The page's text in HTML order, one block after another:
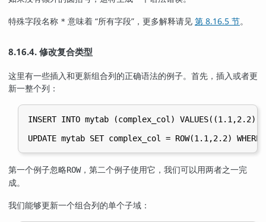
特殊字段名称 * 意味着 “所有字段” ，更多解释请见 第 8.16.5 节。
8.16.4. 修改复合类型
这里有一些插入和更新组合列的正确语法的例子。首先，插入或者更
新一整个列：
INSERT INTO mytab (complex_col) VALUES((1.1,2.2));
UPDATE mytab SET complex_col = ROW(1.1,2.2)
第一个例子忽略ROW，第二个例子使用它，我们可以用两者之一完
成。
我们能够更新一个组合列的单个子域：